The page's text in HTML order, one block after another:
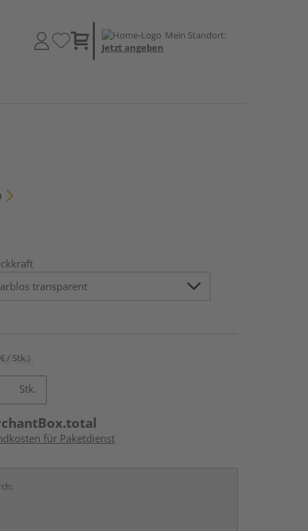
Mein Standort:
Jetzt angeben
/ Stk.)
Stk.
für Paketdienst